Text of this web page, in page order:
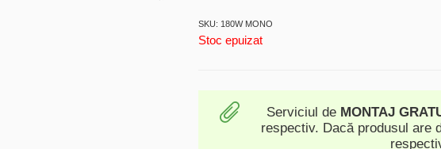
SKU: 180W MONO
Stoc epuizat
Serviciul de MONTAJ
respectiv. Dacă produsul are